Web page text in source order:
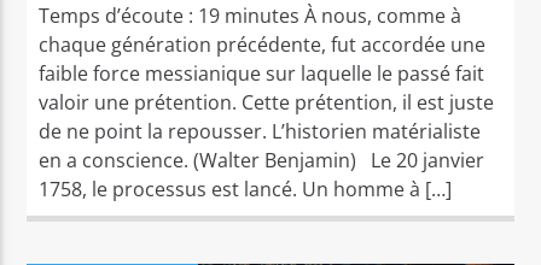
Temps d’écoute : 19 minutes À nous, comme à
chaque génération précédente, fut accordée une
faible force messianique sur laquelle le passé fait
valoir une prétention. Cette prétention, il est juste
de ne point la repousser. L’historien matérialiste
en a conscience. (Walter Benjamin) Le 20 janvier
1758, le processus est lancé. Un homme à […]